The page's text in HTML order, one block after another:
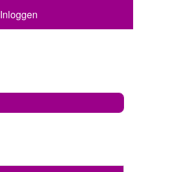
Inloggen